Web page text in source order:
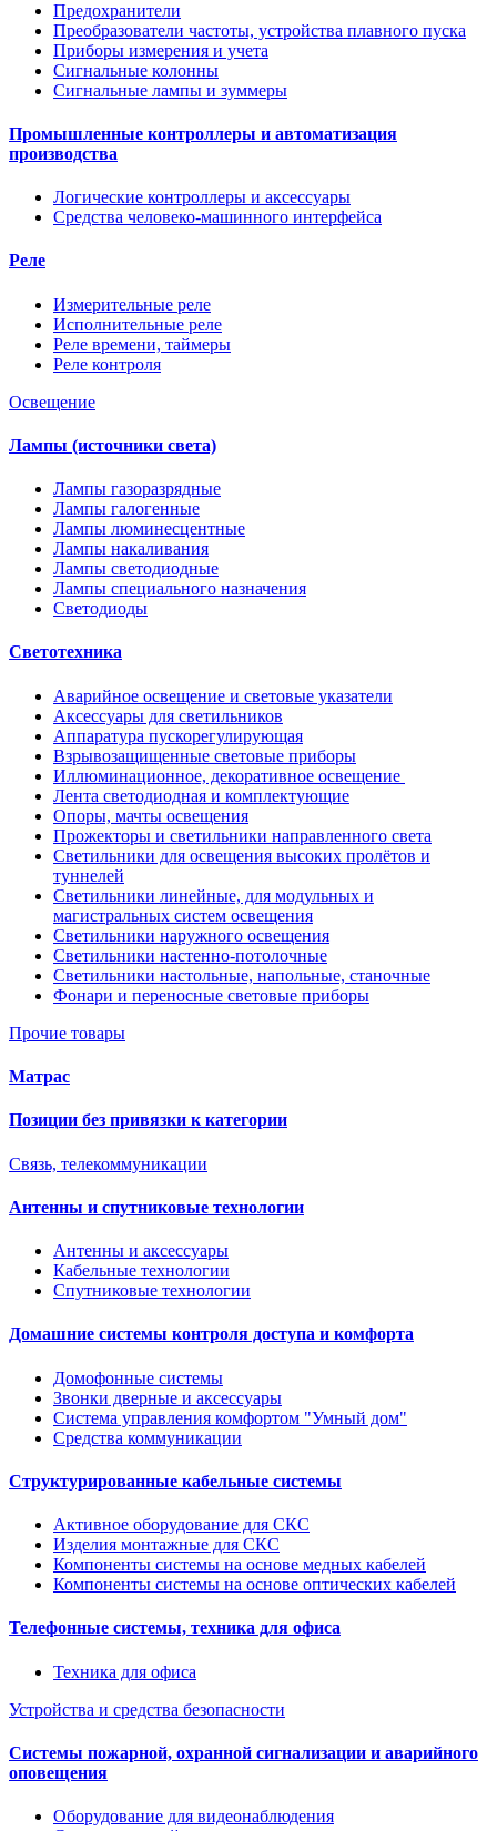
Предохранители
Преобразователи частоты, устройства плавного пуска
Приборы измерения и учета
Сигнальные колонны
Сигнальные лампы и зуммеры
Промышленные контроллеры и автоматизация
производства
Логические контроллеры и аксессуары
Средства человеко-машинного интерфейса
Реле
Измерительные реле
Исполнительные реле
Реле времени, таймеры
Реле контроля
Освещение
Лампы (источники света)
Лампы газоразрядные
Лампы галогенные
Лампы люминесцентные
Лампы накаливания
Лампы светодиодные
Лампы специального назначения
Светодиоды
Светотехника
Аварийное освещение и световые указатели
Аксессуары для светильников
Аппаратура пускорегулирующая
Взрывозащищенные световые приборы
Иллюминационное, декоративное освещение
Лента светодиодная и комплектующие
Опоры, мачты освещения
Прожекторы и светильники направленного света
Светильники для освещения высоких пролётов и
туннелей
Светильники линейные, для модульных и
магистральных систем освещения
Светильники наружного освещения
Светильники настенно-потолочные
Светильники настольные, напольные, станочные
Фонари и переносные световые приборы
Прочие товары
Матрас
Позиции без привязки к категории
Связь, телекоммуникации
Антенны и спутниковые технологии
Антенны и аксессуары
Кабельные технологии
Спутниковые технологии
Домашние системы контроля доступа и комфорта
Домофонные системы
Звонки дверные и аксессуары
Система управления комфортом "Умный дом"
Средства коммуникации
Структурированные кабельные системы
Активное оборудование для СКС
Изделия монтажные для СКС
Компоненты системы на основе медных кабелей
Компоненты системы на основе оптических кабелей
Телефонные системы, техника для офиса
Техника для офиса
Устройства и средства безопасности
Системы пожарной, охранной сигнализации и аварийного
оповещения
Оборудование для видеонаблюдения